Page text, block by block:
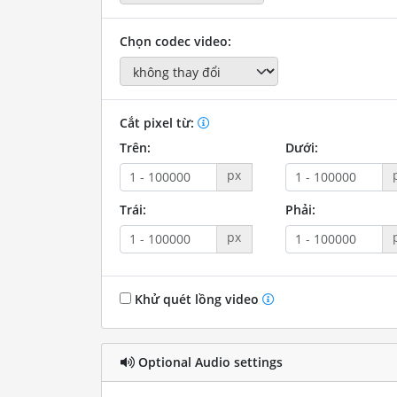
Chọn codec video:
Cắt pixel từ:
Trên:
px
Dưới:
Trái:
px
Phải:
Khử quét lồng video
Optional Audio settings